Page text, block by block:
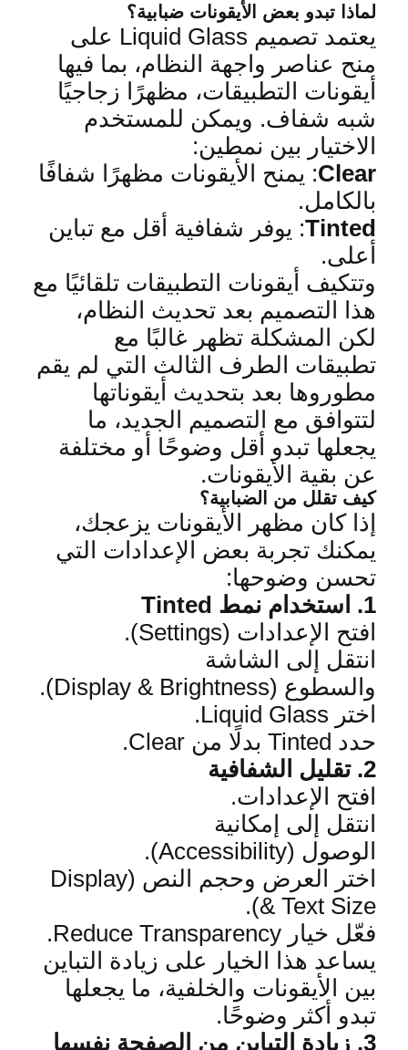
لماذا تبدو بعض الأيقونات ضبابية؟
يعتمد تصميم
على
منح عناصر واجهة النظام، بما فيها
أيقونات التطبيقات، مظهرًا زجاجيًا
شبه شفاف. ويمكن للمستخدم
الاختيار بين نمطين:
Clear
: يمنح الأيقونات مظهرًا شفافًا
بالكامل.
Tinted
: يوفر شفافية أقل مع تباين
أعلى.
وتتكيف أيقونات التطبيقات تلقائيًا مع
هذا التصميم بعد تحديث النظام،
لكن المشكلة تظهر غالبًا مع
تطبيقات الطرف الثالث التي لم يقم
مطوروها بعد بتحديث أيقوناتها
لتتوافق مع التصميم الجديد، ما
يجعلها تبدو أقل وضوحًا أو مختلفة
عن بقية الأيقونات.
كيف تقلل من الضبابية؟
إذا كان مظهر الأيقونات يزعجك،
يمكنك تجربة بعض الإعدادات التي
تحسن وضوحها:
1.
استخدام نمط
افتح الإعدادات (Settings).
انتقل إلى الشاشة
والسطوع (Display & Brightness)
.
اختر
حدد
بدلًا من
2. تقليل الشفافية
افتح الإعدادات.
انتقل إلى إمكانية
الوصول (Accessibility).
اختر العرض وحجم النص
(Display
& Text Size).
فعّل خيار
يساعد هذا الخيار على زيادة التباين
بين الأيقونات والخلفية، ما يجعلها
تبدو أكثر وضوحًا.
3. زيادة التباين من الصفحة نفسها